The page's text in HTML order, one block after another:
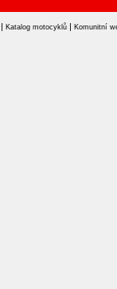
|Katalog motocyklů |Komunitní